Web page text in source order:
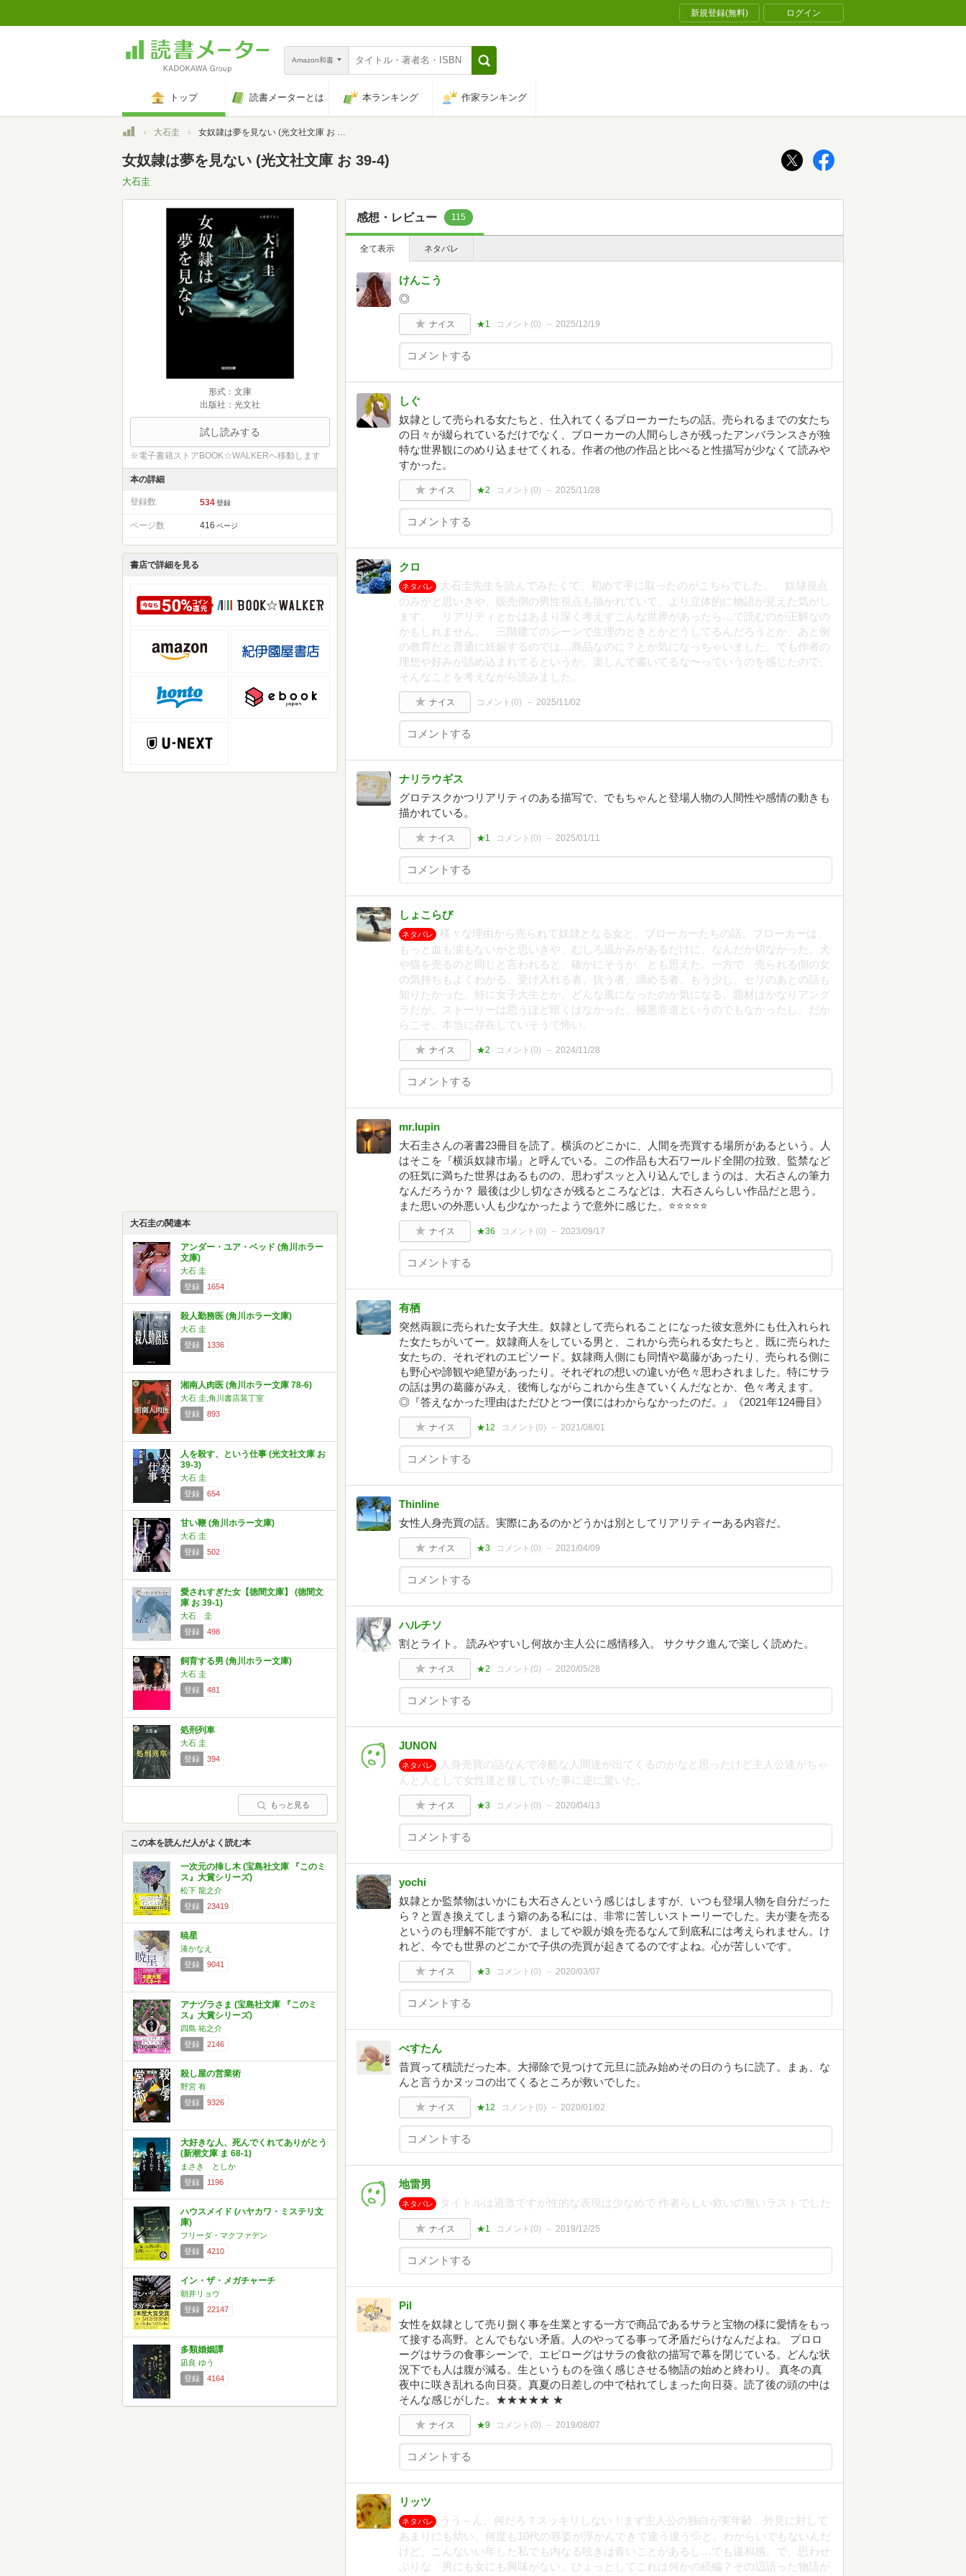
新規登録(無料) ログイン
Amazon和書
トップ 読書メーターとは 本ランキング 作家ランキング
トップ大石圭 女奴隷は夢を見ない (光文社文庫 お 39-4)
女奴隷は夢を見ない (光文社文庫 お 39-4)
大石圭
形式：文庫
出版社：光文社
試し読みする
※電子書籍ストアBOOK☆WALKERへ移動します
本の詳細
登録数 534 登録
ページ数 416 ページ
書店で詳細を見る
大石圭の関連本
アンダー・ユア・ベッド (角川ホラー
文庫)
大石 圭
登録
1654
殺人勤務医 (角川ホラー文庫)
大石 圭
登録
1336
湘南人肉医 (角川ホラー文庫 78-6)
大石 圭,角川書店装丁室
登録
893
人を殺す、という仕事 (光文社文庫 お
39-3)
大石 圭
登録
654
甘い鞭 (角川ホラー文庫)
大石 圭
登録
502
愛されすぎた女【徳間文庫】 (徳間文
庫 お 39-1)
大石 圭
登録
498
飼育する男 (角川ホラー文庫)
大石 圭
登録
481
処刑列車
大石 圭
登録
394
もっと見る
この本を読んだ人がよく読む本
一次元の挿し木 (宝島社文庫 『このミ
ス』大賞シリーズ)
松下 龍之介
登録
23419
暁星
湊かなえ
登録
9041
アナヅラさま (宝島社文庫 『このミ
ス』大賞シリーズ)
四島 祐之介
登録
2146
殺し屋の営業術
野宮 有
登録
9326
大好きな人、死んでくれてありがとう
(新潮文庫 ま 68-1)
まさき としか
登録
1196
ハウスメイド (ハヤカワ・ミステリ文
庫)
フリーダ・マクファデン
登録
4210
イン・ザ・メガチャーチ
朝井リョウ
登録
22147
多類婚姻譚
凪良 ゆう
登録
4164
感想・レビュー 115
全て表示 ネタバレ
けんこう
◎
ナイス ★1 コメント(0) 2025/12/19
しぐ
奴隷として売られる女たちと、仕入れてくるブローカーたちの話。売られるまでの女たち
の日々が綴られているだけでなく、ブローカーの人間らしさが残ったアンバランスさが独
特な世界観にのめり込ませてくれる。作者の他の作品と比べると性描写が少なくて読みや
すかった。
ナイス ★2 コメント(0) 2025/11/28
クロ
ネタバレ
大石圭先生を読んでみたくて、初めて手に取ったのがこちらでした。 奴隷視点
のみかと思いきや、販売側の男性視点も描かれていて、より立体的に物語が見えた気がし
ます。 リアリティとかはあまり深く考えずこんな世界があったら…で読むのが正解なの
かもしれません。 三階建てのシーンで生理のときとかどうしてるんだろうとか、あと例
の教育だと普通に妊娠するのでは…商品なのに？とか気になっちゃいました。でも作者の
理想や好みが詰め込まれてるというか、楽しんで書いてるな〜っていうのを感じたので、
そんなことを考えながら読みました。
ナイス コメント(0) 2025/11/02
ナリラウギス
グロテスクかつリアリティのある描写で、でもちゃんと登場人物の人間性や感情の動きも
描かれている。
ナイス ★1 コメント(0) 2025/01/11
しょこらび
ネタバレ
様々な理由から売られて奴隷となる女と、ブローカーたちの話。ブローカーは、
もっと血も涙もないかと思いきや、むしろ温かみがあるだけに、なんだか切なかった。犬
や猫を売るのと同じと言われると、確かにそうか、とも思えた。一方で、売られる側の女
の気持ちもよくわかる。受け入れる者、抗う者、諦める者。もう少し、セリのあとの話も
知りたかった。特に女子大生とか、どんな風になったのか気になる。題材はかなりアング
ラだが、ストーリーは思うほど暗くはなかった。極悪非道というのでもなかったし。だか
らこそ、本当に存在していそうで怖い。
ナイス ★2 コメント(0) 2024/11/28
mr.lupin
大石圭さんの著書23冊目を読了。横浜のどこかに、人間を売買する場所があるという。人
はそこを『横浜奴隷市場』と呼んでいる。この作品も大石ワールド全開の拉致、監禁など
の狂気に満ちた世界はあるものの、思わずスッと入り込んでしまうのは、大石さんの筆力
なんだろうか？ 最後は少し切なさが残るところなどは、大石さんらしい作品だと思う。
また思いの外悪い人も少なかったようで意外に感じた。⭐⭐⭐⭐⭐
ナイス ★36 コメント(0) 2023/09/17
有栖
突然両親に売られた女子大生。奴隷として売られることになった彼女意外にも仕入れられ
た女たちがいてー。奴隷商人をしている男と、これから売られる女たちと、既に売られた
女たちの、それぞれのエピソード。奴隷商人側にも同情や葛藤があったり、売られる側に
も野心や諦観や絶望があったり。それぞれの想いの違いが色々思わされました。特にサラ
の話は男の葛藤がみえ、後悔しながらこれから生きていくんだなとか、色々考えます。
◎『答えなかった理由はただひとつー僕にはわからなかったのだ。』《2021年124冊目》
ナイス ★12 コメント(0) 2021/08/01
Thinline
女性人身売買の話。実際にあるのかどうかは別としてリアリティーある内容だ。
ナイス ★3 コメント(0) 2021/04/09
ハルチソ
割とライト。 読みやすいし何故か主人公に感情移入。 サクサク進んで楽しく読めた。
ナイス ★2 コメント(0) 2020/05/28
JUNON
ネタバレ
人身売買の話なんで冷酷な人間達が出てくるのかなと思ったけど主人公達がちゃ
んと人として女性達と接していた事に逆に驚いた。
ナイス ★3 コメント(0) 2020/04/13
yochi
奴隷とか監禁物はいかにも大石さんという感じはしますが、いつも登場人物を自分だった
ら？と置き換えてしまう癖のある私には、非常に苦しいストーリーでした。夫が妻を売る
というのも理解不能ですが、ましてや親が娘を売るなんて到底私には考えられません。け
れど、今でも世界のどこかで子供の売買が起きてるのですよね。心が苦しいです。
ナイス ★3 コメント(0) 2020/03/07
べすたん
昔買って積読だった本。大掃除で見つけて元旦に読み始めその日のうちに読了。まぁ、な
んと言うかヌッコの出てくるところが救いでした。
ナイス ★12 コメント(0) 2020/01/02
地雷男
ネタバレ タイトルは過激ですが性的な表現は少なめで 作者らしい救いの無いラストでした
ナイス ★1 コメント(0) 2019/12/25
Pil
女性を奴隷として売り捌く事を生業とする一方で商品であるサラと宝物の様に愛情をもっ
て接する高野。とんでもない矛盾。人のやってる事って矛盾だらけなんだよね。 プロロ
ーグはサラの食事シーンで、エピローグはサラの食欲の描写で幕を閉じている。どんな状
況下でも人は腹が減る。生というものを強く感じさせる物語の始めと終わり。 真冬の真
夜中に咲き乱れる向日葵。真夏の日差しの中で枯れてしまった向日葵。読了後の頭の中は
そんな感じがした。★★★★★ ★
ナイス ★9 コメント(0) 2019/08/07
リッツ
ネタバレ
うう～ん、何だろ？スッキリしない！まず主人公の独白が実年齢、外見に対して
あまりにも幼い。何度も10代の容姿が浮かんできて違う違う💦と。わからいでもないんだ
けど、こんないい年した私でも内なる呟きは青いことがあるし…でも違和感。で、思わせ
ぶりな「男にも女にも興味がない」ひょっとしてこれは何かの続編？その辺語った物語が